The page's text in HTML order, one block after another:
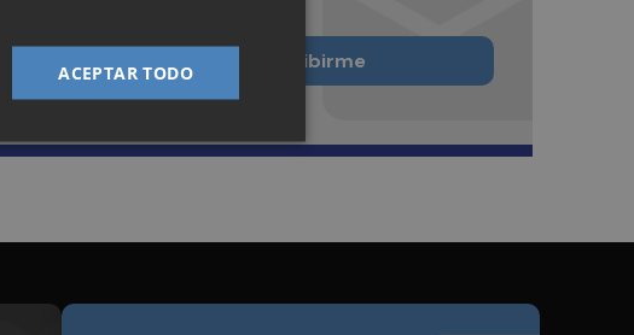
Quiero suscribirme
ACEPTAR TODO